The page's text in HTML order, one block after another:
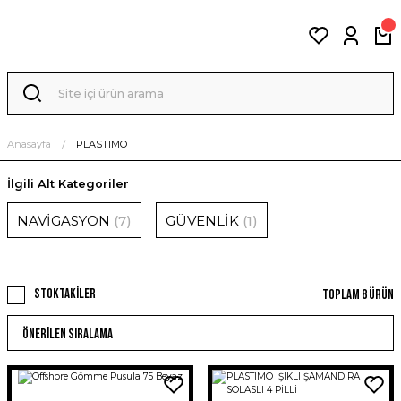
Anasayfa PLASTIMO
İlgili Alt Kategoriler
NAVİGASYON (7) GÜVENLİK (1)
Stoktakiler Toplam 8 ürün